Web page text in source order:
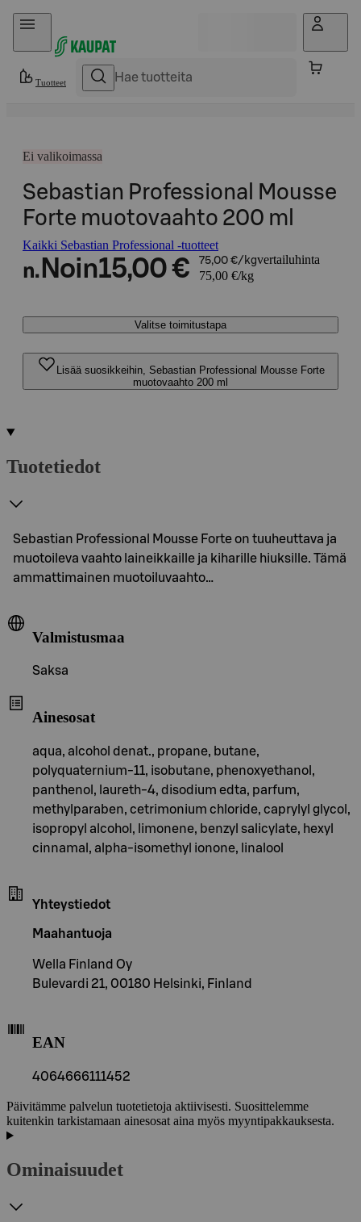
Hyppää sisältöön
Tuotteet
Ei valikoimassa
Sebastian Professional Mousse
Forte muotovaahto 200 ml
Kaikki Sebastian Professional -tuotteet
n. Noin15,00 € 75,00 €/kgvertailuhinta
75,00 €/kg
Valitse toimitustapa
Lisää suosikkeihin, Sebastian Professional Mousse Forte
muotovaahto 200 ml
Tuotetiedot
Sebastian Professional Mousse Forte on tuuheuttava ja
muotoileva vaahto laineikkaille ja kiharille hiuksille. Tämä
ammattimainen muotoiluvaahto…
Valmistusmaa
Saksa
Ainesosat
aqua, alcohol denat., propane, butane,
polyquaternium-11, isobutane, phenoxyethanol,
panthenol, laureth-4, disodium edta, parfum,
methylparaben, cetrimonium chloride, caprylyl glycol,
isopropyl alcohol, limonene, benzyl salicylate, hexyl
cinnamal, alpha-isomethyl ionone, linalool
Yhteystiedot
Maahantuoja
Wella Finland Oy
Bulevardi 21, 00180 Helsinki, Finland
EAN
4064666111452
Päivitämme palvelun tuotetietoja aktiivisesti. Suosittelemme
kuitenkin tarkistamaan ainesosat aina myös myyntipakkauksesta.
Ominaisuudet